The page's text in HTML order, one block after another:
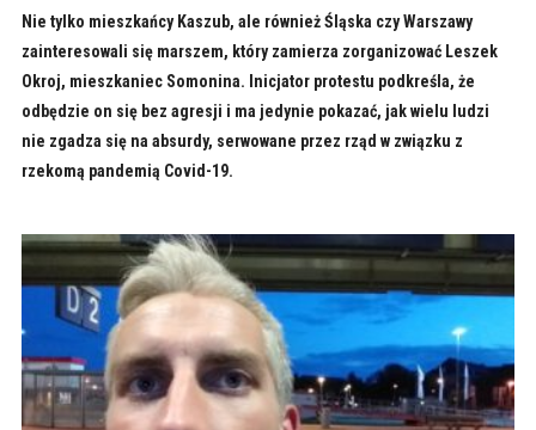
Nie tylko mieszkańcy Kaszub, ale również Śląska czy Warszawy
zainteresowali się marszem, który zamierza zorganizować Leszek
Okroj, mieszkaniec Somonina. Inicjator protestu podkreśla, że
odbędzie on się bez agresji i ma jedynie pokazać, jak wielu ludzi
nie zgadza się na absurdy, serwowane przez rząd w związku z
rzekomą pandemią Covid-19.